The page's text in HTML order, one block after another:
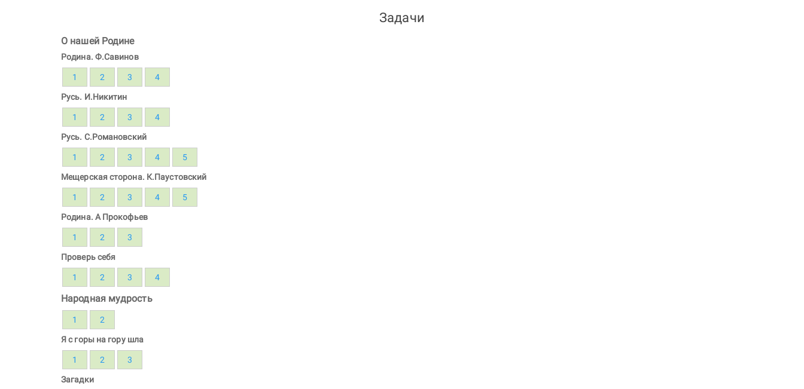
Задачи
О нашей Родине
Родина. Ф.Савинов
1 2 3 4
Русь. И.Никитин
1 2 3 4
Русь. С.Романовский
1 2 3 4 5
Мещерская сторона. К.Паустовский
1 2 3 4 5
Родина. А Прокофьев
1 2 3
Проверь себя
1 2 3 4
Народная мудрость
1 2
Я с горы на гору шла
1 2 3
Загадки